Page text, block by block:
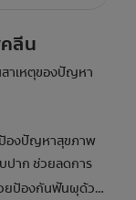
ลีน
สาเหตุของปัญหา
ป้องปัญหาสุขภาพ
ปาก ช่วยลดการ
ยป้องกันฟันผุด้วย